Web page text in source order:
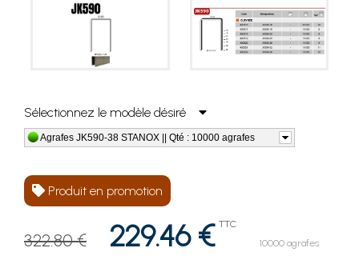
Sélectionnez le modèle désiré
Agrafes JK590-38 STANOX || Qté : 10000 agrafes
Produit en promotion
322.80 € 229.46 € TTC
10000 agrafes